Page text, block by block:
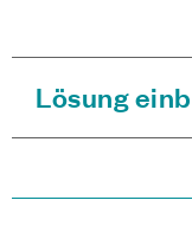
Lösung